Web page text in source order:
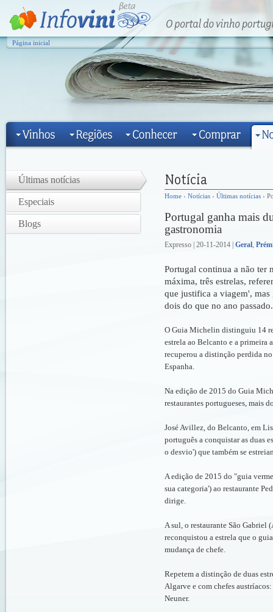
Página inicial
Últimas notícias
Especiais
Blogs
Home › Notícias › Últimas notícias ›
Portugal ganha mais
gastronomia
Expresso | 20-11-2014 | Geral,
Portugal continua a não ter
máxima, três estrelas,
que justifica a viagem', mas
dois do que no ano passado.
O Guia Michelin distinguiu 14
estrela ao Belcanto e a primeira
recuperou a distinção perdida
Espanha.
Na edição de 2015 do Guia
restaurantes portugueses, mais
José Avillez, do Belcanto, em
português a conquistar as duas
o desvio') que também se
A edição de 2015 do "guia
sua categoria') ao restaurante
dirige.
A sul, o restaurante São Gabriel
reconquistou a estrela que o
mudança de chefe.
Repetem a distinção de duas
Algarve e com chefes
Neuner.